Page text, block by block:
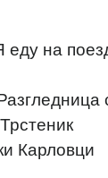
еду на
Карловци